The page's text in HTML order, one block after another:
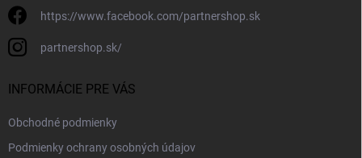
https://www.facebook.com/partnershop.sk
partnershop.sk/
INFORMÁCIE PRE VÁS
Obchodné podmienky
Podmienky ochrany osobných údajov